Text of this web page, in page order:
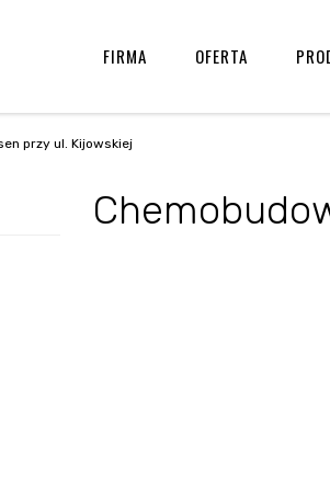
FIRMA OFERTA
przy ul. Kijowskiej